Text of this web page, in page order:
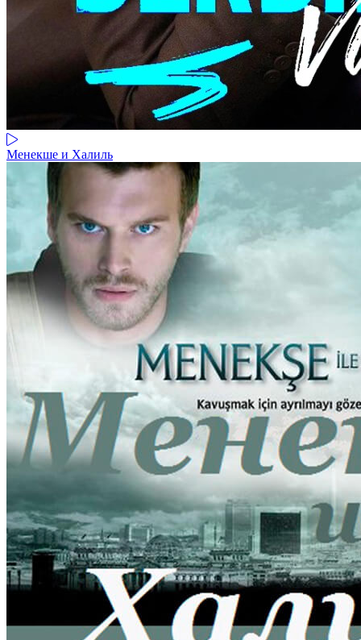
Менекше и Халиль